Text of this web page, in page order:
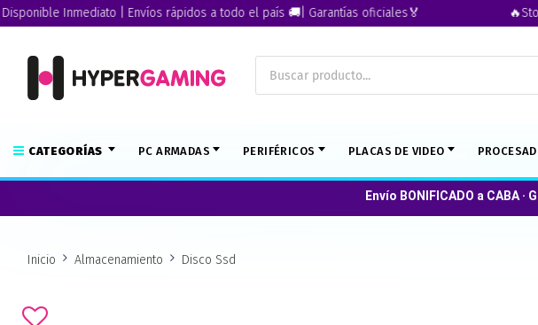
Inmediato | Envíos rápidos a todo el país 🚚| Garantías oficiales🏅 🔥Stock
CATEGORÍAS PC ARMADAS PERIFÉRICOS PLACAS DE VIDEO
Envío BONIFICADO a CABA
Inicio Almacenamiento Disco Ssd